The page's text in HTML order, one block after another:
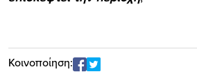
Κοινοποίηση: